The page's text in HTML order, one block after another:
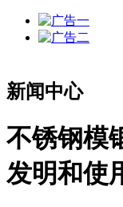
新闻中心
不锈钢模
发明和使